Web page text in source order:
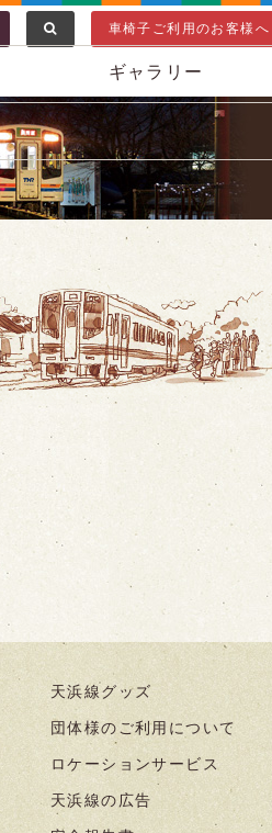
車椅子ご利用のお客様へ
ギャラリー
天浜線グッズ
団体様のご利用について
ロケーションサービス
天浜線の広告